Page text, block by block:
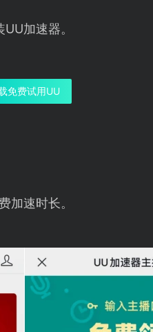
加速器。
免费试用UU
加速时长。